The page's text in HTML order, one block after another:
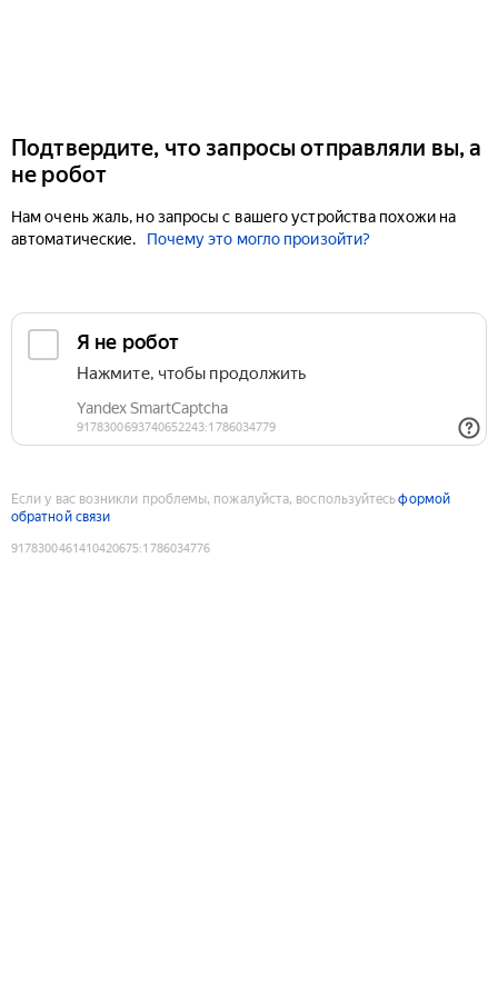
Подтвердите, что запросы отправляли вы, а
не робот
Нам очень жаль, но запросы с вашего устройства похожи на
автоматические.
Почему это могло произойти?
Если у вас возникли проблемы, пожалуйста, воспользуйтесьформой
обратной связи
9178300461410420675:1786034776